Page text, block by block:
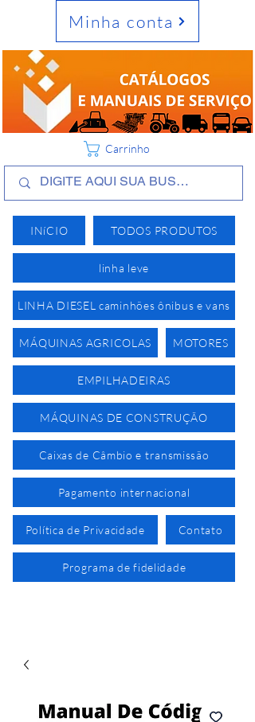
INíCIO TODOS PRODUTOS
linha leve
LINHA DIESEL caminhões ônibus e vans
MÁQUINAS AGRICOLAS MOTORES
EMPILHADEIRAS
MÁQUINAS DE CONSTRUÇÃO
Caixas de Câmbio e transmissão
Pagamento internacional
Política de Privacidade Contato
Programa de fidelidade
Minha conta
Carrinho